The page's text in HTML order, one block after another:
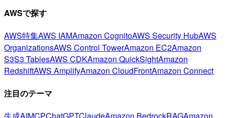
AWSで探す
AWS特集AWS IAMAmazon CognitoAWS Security HubAWS
OrganizationsAWS Control TowerAmazon EC2Amazon
S3S3 TablesAWS CDKAmazon QuickSightAmazon
RedshiftAWS AmplifyAmazon CloudFrontAmazon Connect
注目のテーマ
生成AIMCPChatGPTClaudeAmazon BedrockRAGAmazon